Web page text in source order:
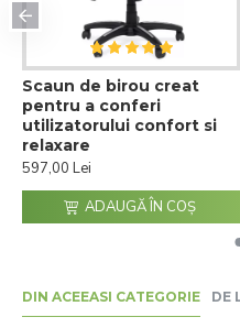
Scaun de birou creat
pentru a conferi
utilizatorului confort si
relaxare
597,00 Lei
ADAUGĂ ÎN COŞ
DIN ACEEASI CATEGORIE DE